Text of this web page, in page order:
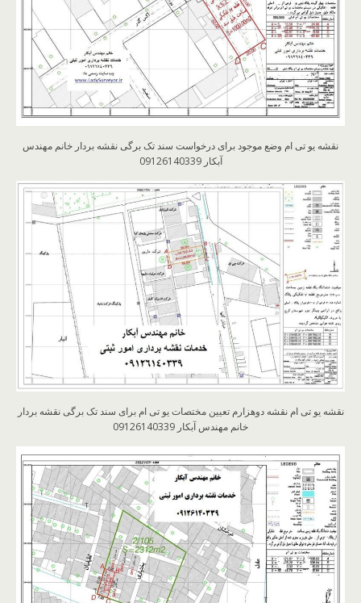
نقشه یو تی ام وضع موجود برای درخواست سند تک برگی نقشه بردار خانم مهندس
آبکار 09126140339
نقشه یو تی ام نقشه دوهزارم تعیین مختصات یو تی ام برای سند تک برگی نقشه بردار
خانم مهندس آبکار 09126140339